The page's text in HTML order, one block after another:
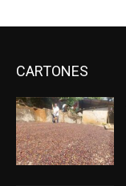
CARTONES